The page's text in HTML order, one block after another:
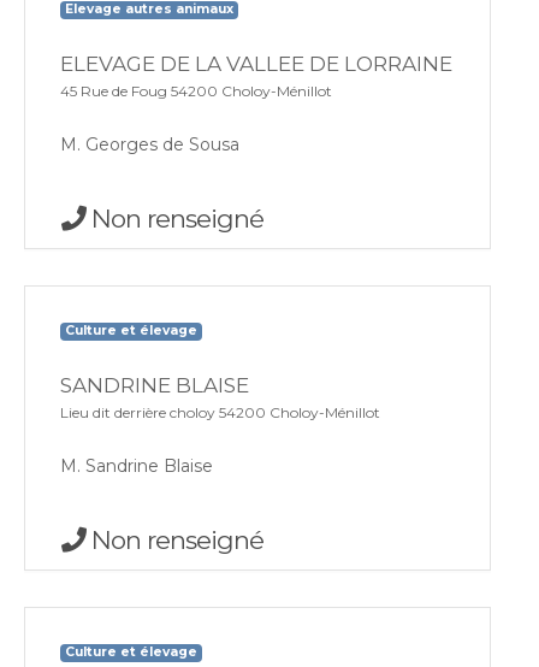
Elevage autres animaux
ELEVAGE DE LA VALLEE DE LORRAINE
45 Rue de Foug 54200 Choloy-Ménillot
M. Georges de Sousa
Non renseigné
Culture et élevage
SANDRINE BLAISE
Lieu dit derrière choloy 54200 Choloy-Ménillot
M. Sandrine Blaise
Non renseigné
Culture et élevage